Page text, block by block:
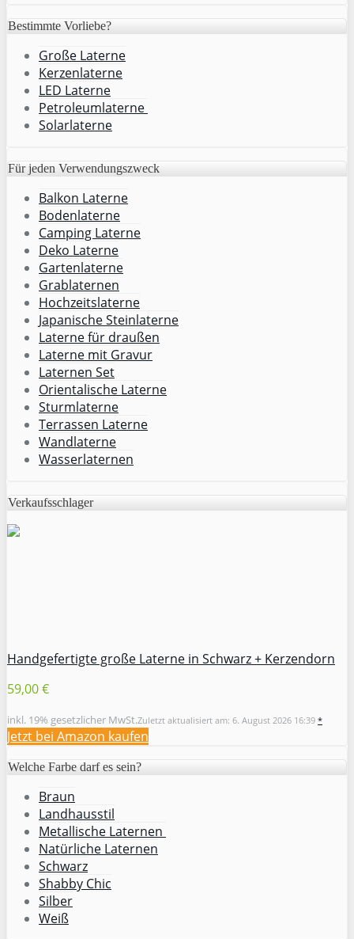
Bestimmte Vorliebe?
Große Laterne
Kerzenlaterne
LED Laterne
Petroleumlaterne
Solarlaterne
Für jeden Verwendungszweck
Balkon Laterne
Bodenlaterne
Camping Laterne
Deko Laterne
Gartenlaterne
Grablaternen
Hochzeitslaterne
Japanische Steinlaterne
Laterne für draußen
Laterne mit Gravur
Laternen Set
Orientalische Laterne
Sturmlaterne
Terrassen Laterne
Wandlaterne
Wasserlaternen
Verkaufsschlager
Handgefertigte große Laterne in Schwarz + Kerzendorn
59,00 €
inkl. 19% gesetzlicher MwSt.Zuletzt aktualisiert am: 6. August 2026 16:39 *
Jetzt bei Amazon kaufen
Welche Farbe darf es sein?
Braun
Landhausstil
Metallische Laternen
Natürliche Laternen
Schwarz
Shabby Chic
Silber
Weiß